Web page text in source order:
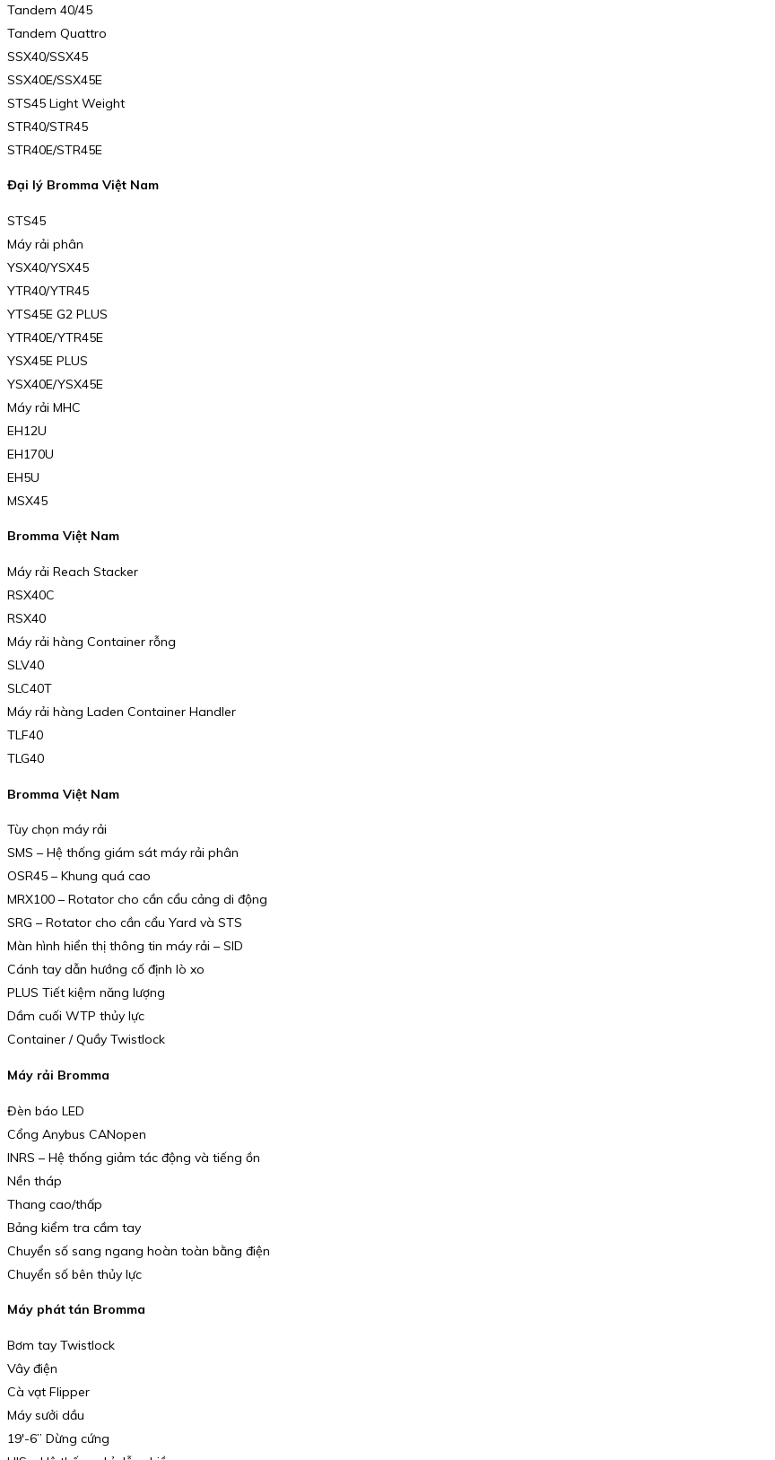
Tandem 40/45
Tandem Quattro
SSX40/SSX45
SSX40E/SSX45E
STS45 Light Weight
STR40/STR45
STR40E/STR45E
Đại lý Bromma Việt Nam
STS45
Máy rải phân
YSX40/YSX45
YTR40/YTR45
YTS45E G2 PLUS
YTR40E/YTR45E
YSX45E PLUS
YSX40E/YSX45E
Máy rải MHC
EH12U
EH170U
EH5U
MSX45
Bromma Việt Nam
Máy rải Reach Stacker
RSX40C
RSX40
Máy rải hàng Container rỗng
SLV40
SLC40T
Máy rải hàng Laden Container Handler
TLF40
TLG40
Bromma Việt Nam
Tùy chọn máy rải
SMS – Hệ thống giám sát máy rải phân
OSR45 – Khung quá cao
MRX100 – Rotator cho cần cẩu cảng di động
SRG – Rotator cho cần cẩu Yard và STS
Màn hình hiển thị thông tin máy rải – SID
Cánh tay dẫn hướng cố định lò xo
PLUS Tiết kiệm năng lượng
Dầm cuối WTP thủy lực
Container / Quầy Twistlock
Máy rải Bromma
Đèn báo LED
Cổng Anybus CANopen
INRS – Hệ thống giảm tác động và tiếng ồn
Nền tháp
Thang cao/thấp
Bảng kiểm tra cầm tay
Chuyển số sang ngang hoàn toàn bằng điện
Chuyển số bên thủy lực
Máy phát tán Bromma
Bơm tay Twistlock
Vây điện
Cà vạt Flipper
Máy sưởi dầu
19′-6” Dừng cứng